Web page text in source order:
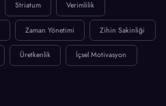
Striatum Verimlilik
Zaman Yönetimi Zihin Sakinliği
Üretkenlik İçsel Motivasyon